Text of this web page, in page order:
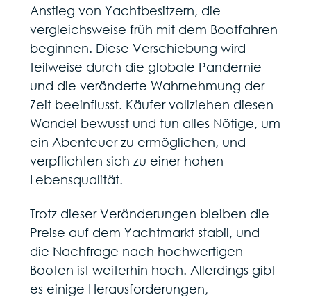
Anstieg von Yachtbesitzern, die
vergleichsweise früh mit dem Bootfahren
beginnen. Diese Verschiebung wird
teilweise durch die globale Pandemie
und die veränderte Wahrnehmung der
Zeit beeinflusst. Käufer vollziehen diesen
Wandel bewusst und tun alles Nötige, um
ein Abenteuer zu ermöglichen, und
verpflichten sich zu einer hohen
Lebensqualität.
Trotz dieser Veränderungen bleiben die
Preise auf dem Yachtmarkt stabil, und
die Nachfrage nach hochwertigen
Booten ist weiterhin hoch. Allerdings gibt
es einige Herausforderungen,